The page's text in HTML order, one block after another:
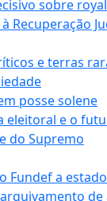
sobre
Recuperação
e terras
posse solene
eleitoral e o
do Supremo
Fundef a